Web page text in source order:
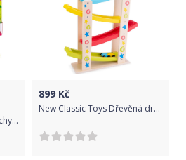
Dětské dřevěné puzzle s úchyty Smily play ZOO
899 Kč
New Classic Toys Dřevěná dráha hvězda